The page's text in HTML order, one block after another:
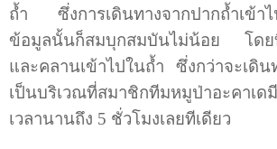
ถ้ำ ซึ่งการเดินทางจากปากถ้ำเข้าไ
ข้อมูลนั้นก็สมบุกสมบันไม่น้อย โดย
และคลานเข้าไปในถ้ำ ซึ่งกว่าจะเดิ
เป็นบริเวณที่สมาชิกทีมหมูป่าอะคาเด
เวลานานถึง 5 ชั่วโมงเลยทีเดียว